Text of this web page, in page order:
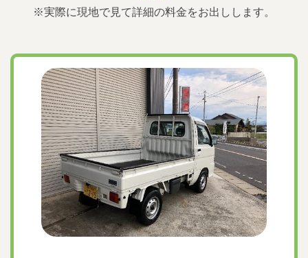
※実際に現地で見て詳細の料金をお出しします。